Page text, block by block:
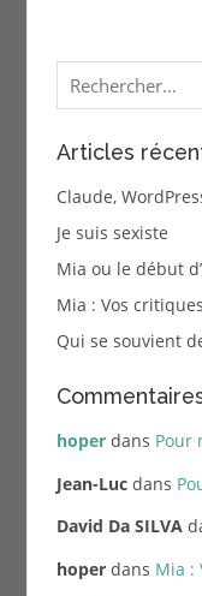
Rechercher :
Articles
Claude,
Je suis sexiste
Mia ou le début
Mia : Vos
Qui se souvient
hoperdans Pour
Jean-Lucdans
David Da SILVA
hoperdans Mia :